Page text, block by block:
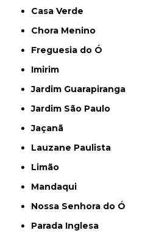
Casa Verde
Chora Menino
Freguesia do Ó
Imirim
Jardim Guarapiranga
Jardim São Paulo
Jaçanã
Lauzane Paulista
Limão
Mandaqui
Nossa Senhora do Ó
Parada Inglesa